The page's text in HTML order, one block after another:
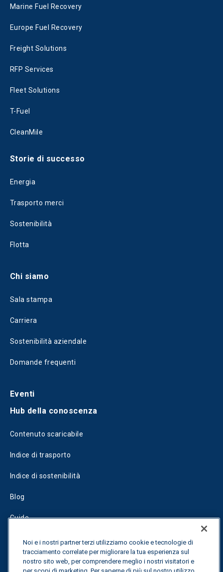
Marine Fuel Recovery
Europe Fuel Recovery
Freight Solutions
RFP Services
Fleet Solutions
T-Fuel
CleanMile
Storie di successo
Energia
Trasporto merci
Sostenibilità
Flotta
Chi siamo
Sala stampa
Carriera
Sostenibilità aziendale
Domande frequenti
Eventi
Hub della conoscenza
Contenuto scaricabile
Indice di trasporto
Indice di sostenibilità
Blog
Guide
Fuel Savings Calculator
Calcolatore di ottimizzazione dei trasporti
Noi e i nostri partner terzi utilizziamo cookie e tecnologie di
tracciamento correlate per migliorare la tua esperienza sul
nostro sito web, per comprendere meglio i nostri visitatori e